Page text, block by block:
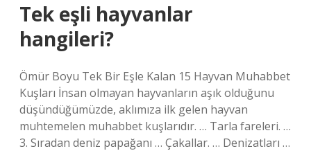
Tek eşli hayvanlar
hangileri?
Ömür Boyu Tek Bir Eşle Kalan 15 Hayvan Muhabbet
Kuşları İnsan olmayan hayvanların aşık olduğunu
düşündüğümüzde, aklımıza ilk gelen hayvan
muhtemelen muhabbet kuşlarıdır. … Tarla fareleri. …
3. Sıradan deniz papağanı … Çakallar. … Denizatları …